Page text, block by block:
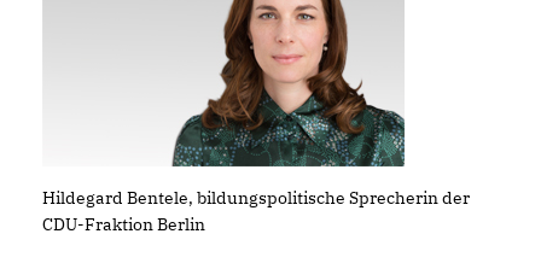
Hildegard Bentele, bildungspolitische Sprecherin der
CDU-Fraktion Berlin